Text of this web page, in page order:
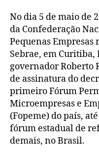
No dia 5 de maio de
da Confederação
Pequenas Empresas
Sebrae, em
governador Roberto
de assinatura do
primeiro Fórum
Microempresas e
(Fopeme) do país,
fórum estadual de
demais, no Brasil.